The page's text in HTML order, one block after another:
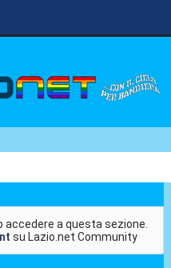
a questa sezione.
su Lazio.net Community